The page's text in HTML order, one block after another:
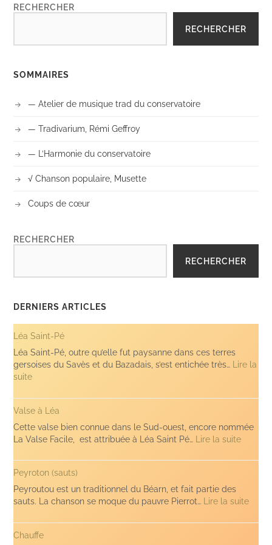
RECHERCHER
RECHERCHER
SOMMAIRES
— Atelier de musique trad du conservatoire
— Tradivarium, Rémi Geffroy
— L’Harmonie du conservatoire
√ Chanson populaire, Musette
Coups de cœur
RECHERCHER
RECHERCHER
DERNIERS ARTICLES
Léa Saint-Pé
Léa Saint-Pé, outre qu’elle fut paysanne dans ces terres
gersoises du Savès et du Bazadais, s’est entichée très… Lire la
suite:
Saint-
Pé
Valse à Léa
Cette valse bien connue dans le Sud-ouest, encore nommée
La Valse Facile, est attribuée à Léa Saint Pé… Lire la suite:
à
Peyroton (sauts)
Peyroutou est un traditionnel du Béarn, et fait partie des
sauts. La chanson se moque du pauvre Pierrot… Lire la suite:
Chauffe